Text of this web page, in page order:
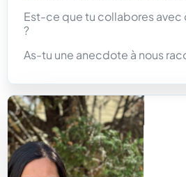
Est-ce que tu collabores avec
?
As-tu une anecdote à nous